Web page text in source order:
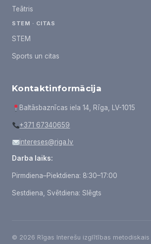
Teātris
STEM · CITAS
STEM
Sports un citas
Kontaktinformācija
Baltāsbaznīcas iela 14, Rīga, LV-1015
+371 67340659
intereses@riga.lv
Darba laiks:
Pirmdiena–Piektdiena: 8:30–17:00
Sestdiena, Svētdiena: Slēgts
© 2026 Rīgas Interešu izglītības metodiskais